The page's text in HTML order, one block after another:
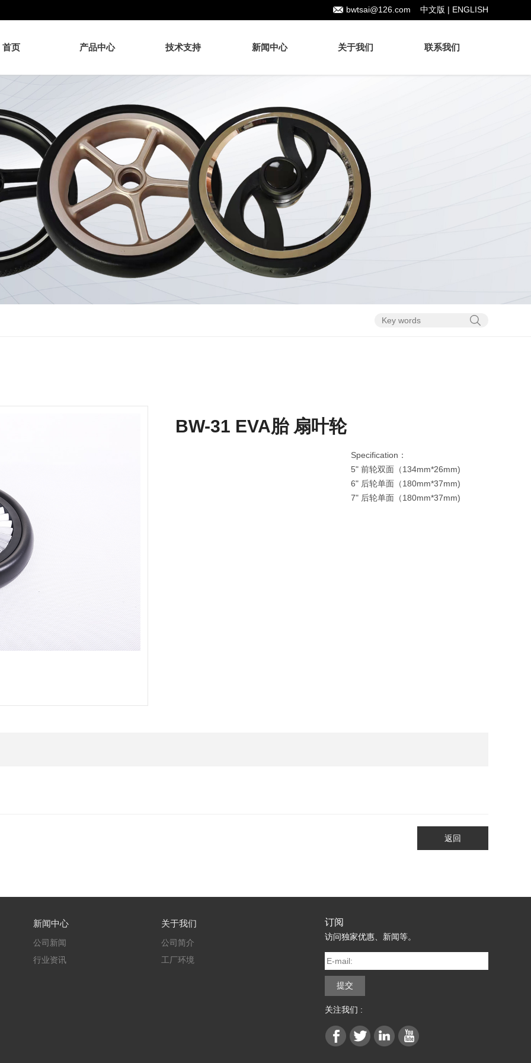
bwtsai@126.com 中文版 | ENGLISH
首页 产品中心 技术支持 新闻中心 关于我们 联系我们
BW-31 EVA胎 扇叶轮
Specification：
5" 前轮双面（134mm*26mm)
6" 后轮单面（180mm*37mm)
7" 后轮单面（180mm*37mm)
返回
新闻中心
公司新闻
行业资讯
关于我们
公司简介
工厂环境
订阅
访问独家优惠、新闻等。
关注我们 :